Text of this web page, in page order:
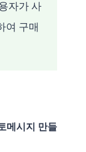
자가 사
여 구매
메시지 만들